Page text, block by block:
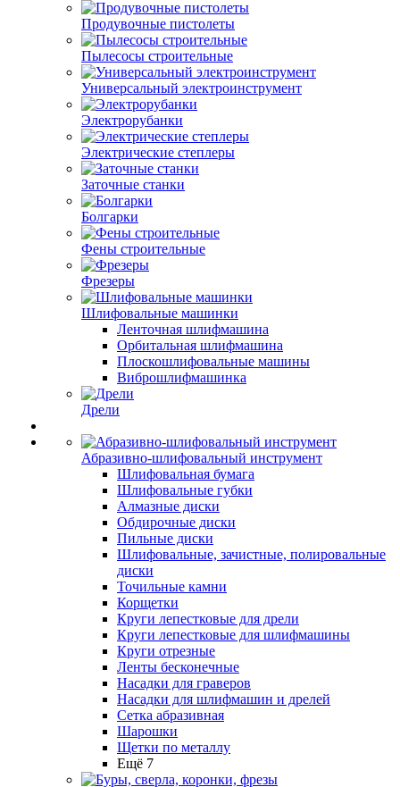
Продувочные пистолеты
Пылесосы строительные
Универсальный электроинструмент
Электрорубанки
Электрические степлеры
Заточные станки
Болгарки
Фены строительные
Фрезеры
Шлифовальные машинки
Ленточная шлифмашина
Орбитальная шлифмашина
Плоскошлифовальные машины
Виброшлифмашинка
Дрели
Абразивно-шлифовальный инструмент
Шлифовальная бумага
Шлифовальные губки
Алмазные диски
Обдирочные диски
Пильные диски
Шлифовальные, зачистные, полировальные
диски
Точильные камни
Корщетки
Круги лепестковые для дрели
Круги лепестковые для шлифмашины
Круги отрезные
Ленты бесконечные
Насадки для граверов
Насадки для шлифмашин и дрелей
Сетка абразивная
Шарошки
Щетки по металлу
Ещё 7